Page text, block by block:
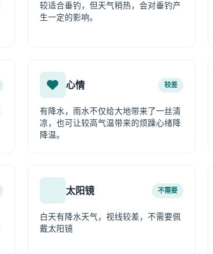
较适合垂钓，但天气稍热，会对垂钓产
生一定的影响。
心情 较差
有降水，雨水不仅给大地带来了一丝清
凉，也可让较高气温带来的烦躁心绪降
降温。
太阳镜 不需要
白天有降水天气，视线较差，不需要佩
戴太阳镜